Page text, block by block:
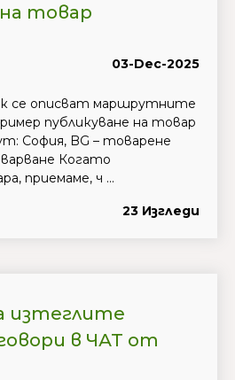
на товар
03-Dec-2025
се описват маршрутните
публикуване на товар
София, BG – товарене
Когато
приемаме, ч ...
23 Изгледи
изтеглите
в ЧАТ от